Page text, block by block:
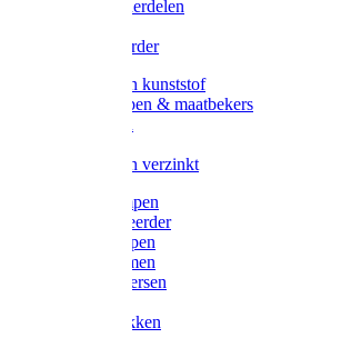
Koelift onderdelen
Uieronthaarder
Voerbakken kunststof
Voerscheppen & maatbekers
Voerbakken verzinkt
Warmtelampen
Staartcoupeerder
Biggenkappen
Neuskrammen
Varken diversen
Varkensbakken